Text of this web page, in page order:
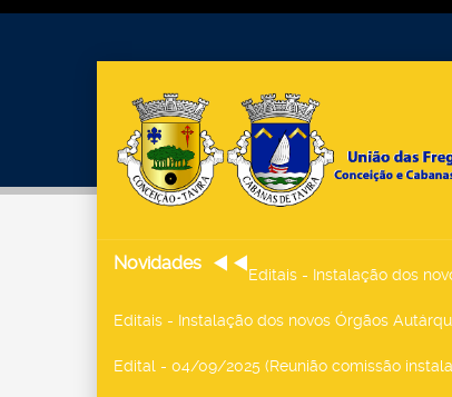
Novidades
Editais - Instalação dos
Editais - Instalação dos novos Órgãos Autárqu
Edital - 04/09/2025 (Reunião comissão